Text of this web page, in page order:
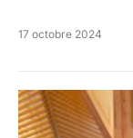
17 octobre 2024